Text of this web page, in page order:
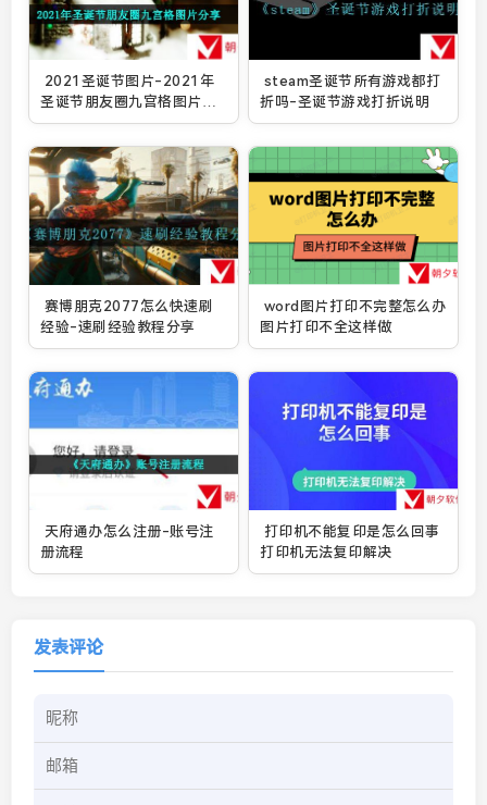
2021圣诞节图片-2021年
圣诞节朋友圈九宫格图片分
享
steam圣诞节所有游戏都打
折吗-圣诞节游戏打折说明
赛博朋克2077怎么快速刷
经验-速刷经验教程分享
word图片打印不完整怎么办
图片打印不全这样做
天府通办怎么注册-账号注
册流程
打印机不能复印是怎么回事
打印机无法复印解决
发表评论